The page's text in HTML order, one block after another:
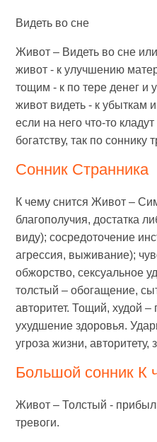
Видеть во сне
Живот – Видеть во сне
живот - к улучшению
тощим - к по тере денег и
живот видеть - к убыткам
если на него что-то
богатству, так по соннику
Сонник Странника
К чему снится Живот –
благополучия, достатка
виду); сосредоточение
агрессия, выживание);
обжорство, сексуальное
толстый – обогащение,
авторитет. Тощий, худой –
ухудшение здоровья.
угроза жизни, авторитету,
Большой сонник К
Живот – Толстый -
тревоги.